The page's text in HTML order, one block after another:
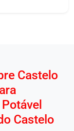
Castelo
Castelo